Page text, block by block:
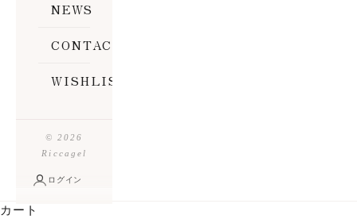
NEWS
CONTACT
WISHLIST
© 2026
Riccagel
ログイン
カート